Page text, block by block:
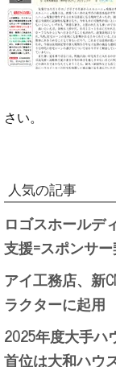
さい。
人気の記事
ロゴスホールデ
支援=スポンサ
アイ工務店、新
ラクターに起用
2025年度大手ハ
首位は大和ハウ